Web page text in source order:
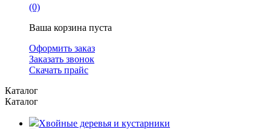
(0)
Ваша корзина пуста
Оформить заказ
Заказать звонок
Скачать прайс
Каталог
Каталог
Хвойные деревья и кустарники